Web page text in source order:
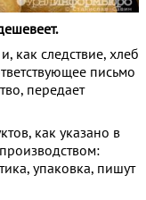
как следствие, хлеб
письмо
передает
как указано в
упаковка, пишут